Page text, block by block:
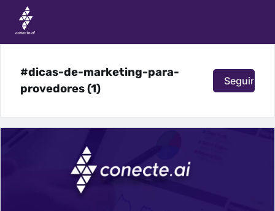
#dicas-de-marketing-para-
provedores (1)
Seguir